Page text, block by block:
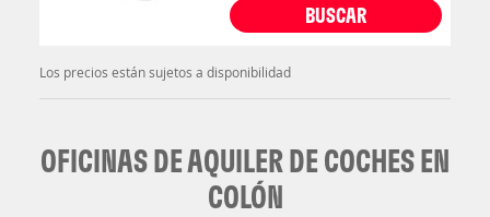
BUSCAR
Los precios están sujetos a disponibilidad
OFICINAS DE AQUILER DE COCHES EN
COLÓN